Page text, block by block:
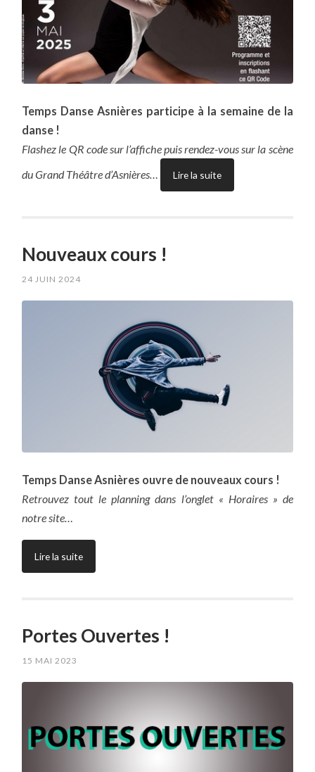
Temps Danse Asnières participe à la semaine de la
danse !
Flashez le QR code sur l’affiche puis rendez-vous sur la scène
du Grand Théâtre d’Asnières…
Lire la suite
Nouveaux cours !
24 JUIN 2024
Temps Danse Asnières ouvre de nouveaux cours !
Retrouvez tout le planning dans l’onglet « Horaires » de
notre site…
Lire la suite
Portes Ouvertes !
15 MAI 2023